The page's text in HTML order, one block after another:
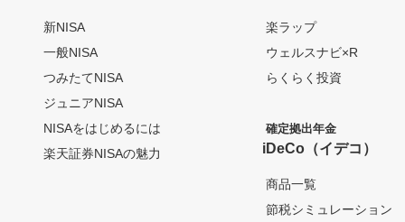
新NISA
一般NISA
つみたてNISA
ジュニアNISA
NISAをはじめるには
楽天証券NISAの魅力
楽ラップ
ウェルスナビ×R
らくらく投資
確定拠出年金
iDeCo（イデコ）
商品一覧
節税シミュレーション